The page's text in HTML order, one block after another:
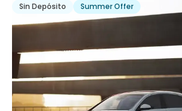
Sin Depósito Summer Offer